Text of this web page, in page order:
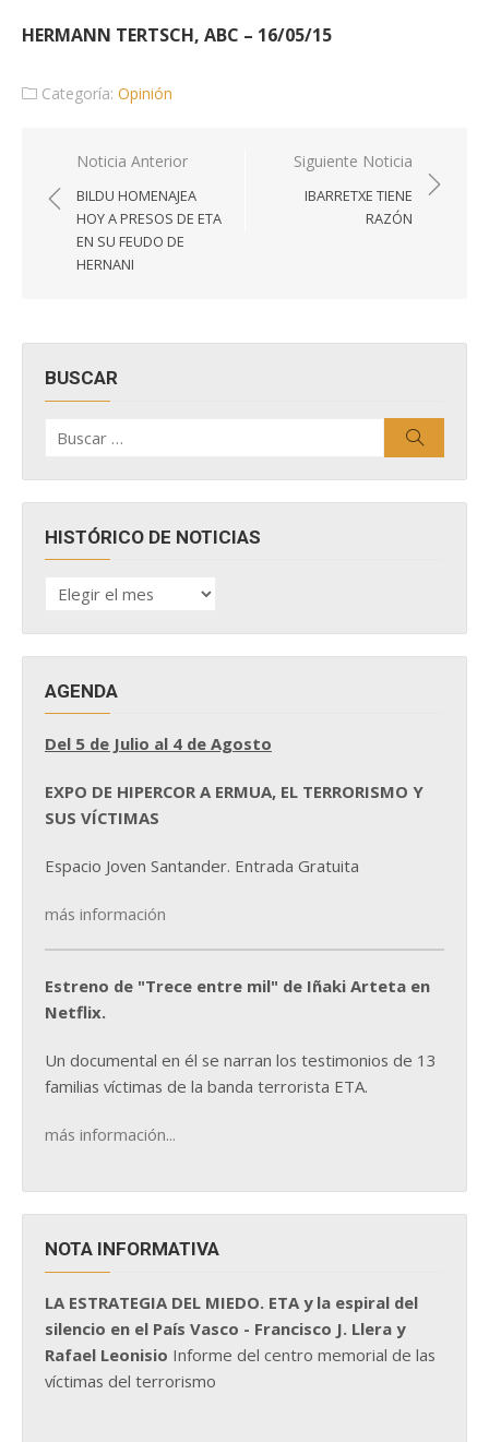
HERMANN TERTSCH, ABC – 16/05/15
Categoría: Opinión
Navegación
de
entradas
Noticia Anterior
BILDU HOMENAJEA
HOY A PRESOS DE ETA
EN SU FEUDO DE
HERNANI
Siguiente Noticia
IBARRETXE TIENE
RAZÓN
BUSCAR
por:
HISTÓRICO DE NOTICIAS
HISTÓRICO
DE
AGENDA
Del 5 de Julio al 4 de Agosto
EXPO DE HIPERCOR A ERMUA, EL TERRORISMO Y
SUS VÍCTIMAS
Espacio Joven Santander. Entrada Gratuita
más información
Estreno de "Trece entre mil" de Iñaki Arteta en
Netflix.
Un documental en él se narran los testimonios de 13
familias víctimas de la banda terrorista ETA.
más información...
NOTA INFORMATIVA
LA ESTRATEGIA DEL MIEDO. ETA y la espiral del
silencio en el País Vasco - Francisco J. Llera y
Rafael Leonisio Informe del centro memorial de las
víctimas del terrorismo